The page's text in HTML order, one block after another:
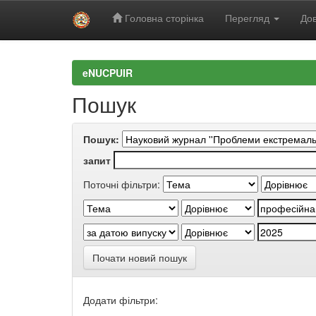
Головна сторінка Перегляд
eNUCPUIR
Пошук
Пошук:
запит
Поточні фільтри:
Почати новий пошук
Додати фільтри: